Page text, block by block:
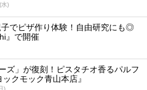
)
でピザ作り体験！自由研究にも◎
』で開催
ズ」が復刻！ピスタチオ香るパルフ
クモック青山本店』
)